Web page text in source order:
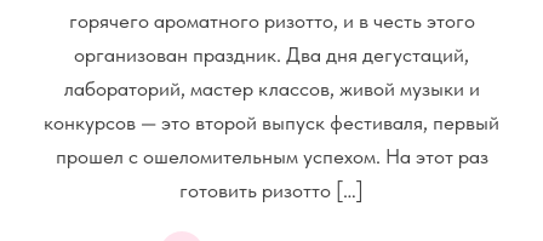
горячего ароматного ризотто, и в честь этого
организован праздник. Два дня дегустаций,
лабораторий, мастер классов, живой музыки и
конкурсов — это второй выпуск фестиваля, первый
прошел с ошеломительным успехом. На этот раз
готовить ризотто […]